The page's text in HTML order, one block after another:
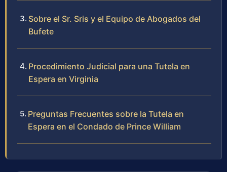
Sobre el Sr. Sris y el Equipo de Abogados del
Bufete
Procedimiento Judicial para una Tutela en
Espera en Virginia
Preguntas Frecuentes sobre la Tutela en
Espera en el Condado de Prince William